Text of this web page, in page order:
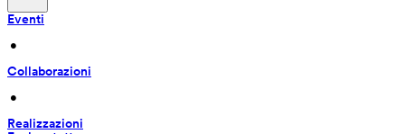
Eventi
•
Collaborazioni
•
Realizzazioni